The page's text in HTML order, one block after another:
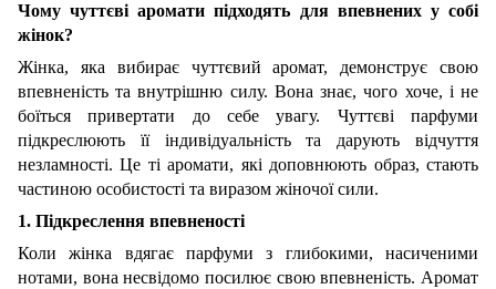
Чому чуттєві аромати підходять для впевнених у собі
жінок?
Жінка, яка вибирає чуттєвий аромат, демонструє свою
впевненість та внутрішню силу. Вона знає, чого хоче, і не
боїться привертати до себе увагу. Чуттєві парфуми
підкреслюють її індивідуальність та дарують відчуття
незламності. Це ті аромати, які доповнюють образ, стають
частиною особистості та виразом жіночої сили.
1. Підкреслення впевненості
Коли жінка вдягає парфуми з глибокими, насиченими
нотами, вона несвідомо посилює свою впевненість. Аромат